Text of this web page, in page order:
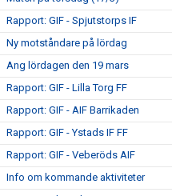
Rapport: GIF - Spjutstorps IF
Ny motståndare på lördag
Ang lördagen den 19 mars
Rapport: GIF - Lilla Torg FF
Rapport: GIF - AIF Barrikaden
Rapport: GIF - Ystads IF FF
Rapport: GIF - Veberöds AIF
Info om kommande aktiviteter